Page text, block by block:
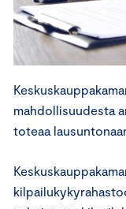
mahdollisuudesta
toteaa